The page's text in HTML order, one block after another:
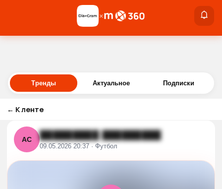
Войти
×
Тренды Актуальное Подписки
← К ленте
АС █████████ █████████
09.05.2026 20:37 · Футбол